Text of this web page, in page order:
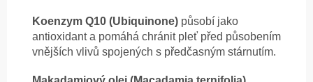
Koenzym Q10 (Ubiquinone) působí jako
antioxidant a pomáhá chránit pleť před působením
vnějších vlivů spojených s předčasným stárnutím.